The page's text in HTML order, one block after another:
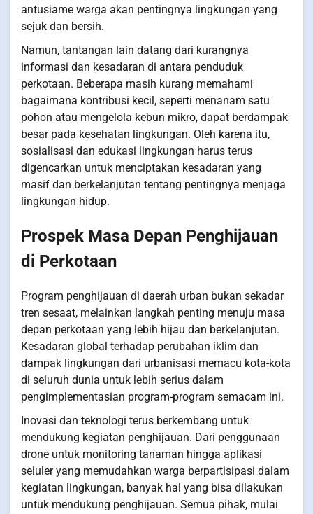
antusiame warga akan pentingnya lingkungan yang
sejuk dan bersih.
Namun, tantangan lain datang dari kurangnya
informasi dan kesadaran di antara penduduk
perkotaan. Beberapa masih kurang memahami
bagaimana kontribusi kecil, seperti menanam satu
pohon atau mengelola kebun mikro, dapat berdampak
besar pada kesehatan lingkungan. Oleh karena itu,
sosialisasi dan edukasi lingkungan harus terus
digencarkan untuk menciptakan kesadaran yang
masif dan berkelanjutan tentang pentingnya menjaga
lingkungan hidup.
Prospek Masa Depan Penghijauan
di Perkotaan
Program penghijauan di daerah urban bukan sekadar
tren sesaat, melainkan langkah penting menuju masa
depan perkotaan yang lebih hijau dan berkelanjutan.
Kesadaran global terhadap perubahan iklim dan
dampak lingkungan dari urbanisasi memacu kota-kota
di seluruh dunia untuk lebih serius dalam
pengimplementasian program-program semacam ini.
Inovasi dan teknologi terus berkembang untuk
mendukung kegiatan penghijauan. Dari penggunaan
drone untuk monitoring tanaman hingga aplikasi
seluler yang memudahkan warga berpartisipasi dalam
kegiatan lingkungan, banyak hal yang bisa dilakukan
untuk mendukung penghijauan. Semua pihak, mulai